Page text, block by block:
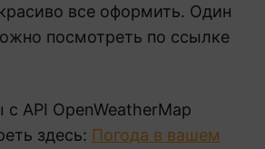
все оформить. Один
посмотреть по ссылке
API OpenWeatherMap
здесь: Погода в вашем